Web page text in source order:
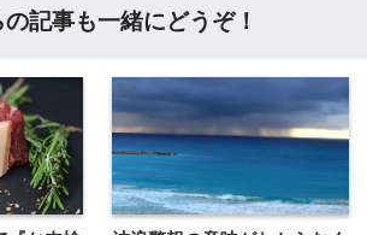
の記事も一緒にどうぞ！